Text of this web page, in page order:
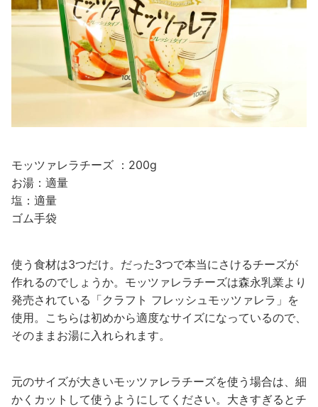
モッツァレラチーズ ：200g
お湯：適量
塩：適量
ゴム手袋
使う食材は3つだけ。だった3つで本当にさけるチーズが
作れるのでしょうか。モッツァレラチーズは森永乳業より
発売されている「クラフト フレッシュモッツァレラ」を
使用。こちらは初めから適度なサイズになっているので、
そのままお湯に入れられます。
元のサイズが大きいモッツァレラチーズを使う場合は、細
かくカットして使うようにしてください。大きすぎるとチ